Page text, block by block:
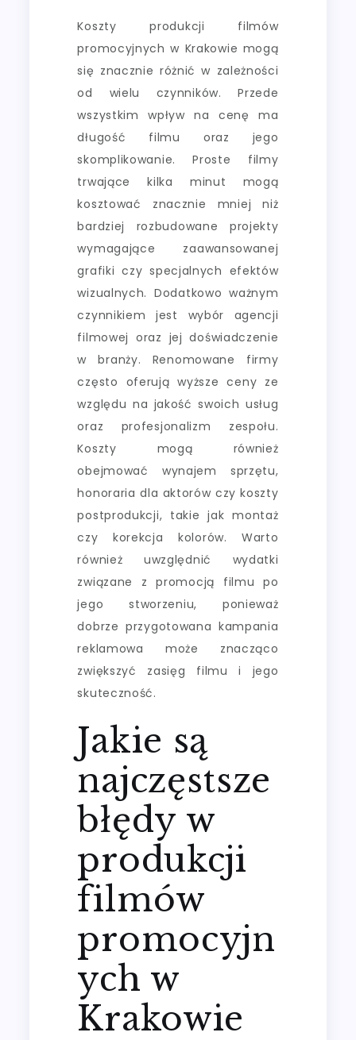
Koszty produkcji filmów
promocyjnych w Krakowie mogą
się znacznie różnić w zależności
od wielu czynników. Przede
wszystkim wpływ na cenę ma
długość filmu oraz jego
skomplikowanie. Proste filmy
trwające kilka minut mogą
kosztować znacznie mniej niż
bardziej rozbudowane projekty
wymagające zaawansowanej
grafiki czy specjalnych efektów
wizualnych. Dodatkowo ważnym
czynnikiem jest wybór agencji
filmowej oraz jej doświadczenie
w branży. Renomowane firmy
często oferują wyższe ceny ze
względu na jakość swoich usług
oraz profesjonalizm zespołu.
Koszty mogą również
obejmować wynajem sprzętu,
honoraria dla aktorów czy koszty
postprodukcji, takie jak montaż
czy korekcja kolorów. Warto
również uwzględnić wydatki
związane z promocją filmu po
jego stworzeniu, ponieważ
dobrze przygotowana kampania
reklamowa może znacząco
zwiększyć zasięg filmu i jego
skuteczność.
Jakie są
najczęstsze
błędy w
produkcji
filmów
promocyjn
ych w
Krakowie